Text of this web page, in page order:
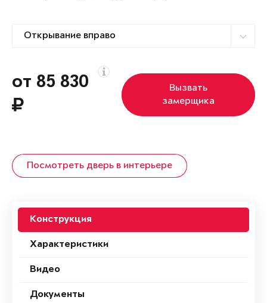
от 85 830
Вызвать
замерщика
Посмотреть дверь в интерьере
Конструкция
Характеристики
Видео
Документы